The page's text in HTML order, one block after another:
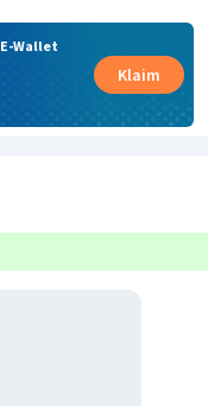
Wallet
Klaim